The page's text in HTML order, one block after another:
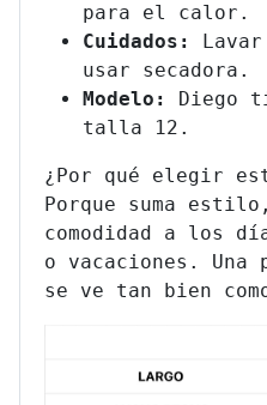
para el calor.
Cuidados:
usar secadora.
Modelo:
Diego
talla 12.
¿Por qué elegir
Porque suma
comodidad a los
o vacaciones.
se ve tan bien